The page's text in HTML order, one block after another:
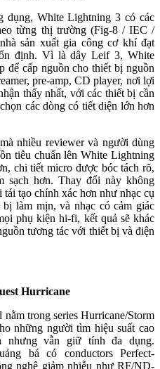
dụng, White Lightning 3 có các
từng thị trường (Fig-8 / IEC /
sản xuất gia công cơ khí đạt
định. Vì là dây Leif 3, White
cấp nguồn cho thiết bị nguồn
pre-amp, CD player, nơi lợi
thấy nhất, với các thiết bị cần
các dòng có tiết diện lớn hơn
nhiều reviewer và người dùng
tiêu chuẩn lên White Lightning
chi tiết micro được bóc tách rõ,
sạch hơn. Thay đổi này không
tạo chính xác hơn như nhạc cụ
làm mịn, và nhạc có cảm giác
phụ kiện hi-fi, kết quả sẽ khác
tương tác với thiết bị và điện
Hurricane
trong series Hurricane/Storm
những người tìm hiệu suất cao
nhưng vẫn giữ tính đa dụng.
bá có conductors Perfect-
nghệ giảm nhiễu như RF/ND-